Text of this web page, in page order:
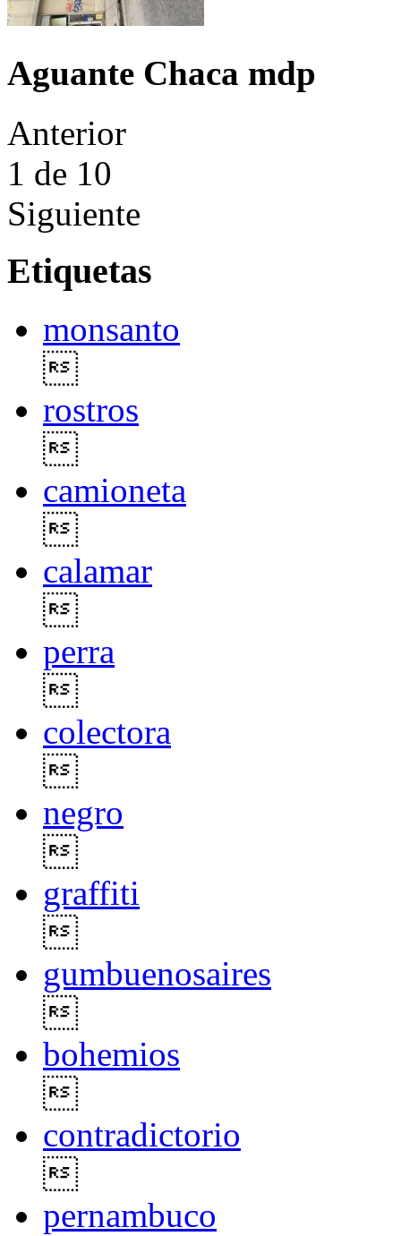
Aguante Chaca mdp
Anterior
1 de 10
Siguiente
Etiquetas
monsanto
rostros
camioneta
calamar
perra
colectora
negro
graffiti
gumbuenosaires
bohemios
contradictorio
pernambuco